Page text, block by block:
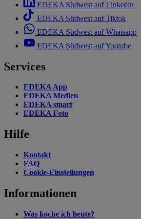
EDEKA Südwest auf Linkedin
EDEKA Südwest auf Tiktok
EDEKA Südwest auf Whatsapp
EDEKA Südwest auf Youtube
Services
EDEKA App
EDEKA Medien
EDEKA smart
EDEKA Foto
Hilfe
Kontakt
FAQ
Cookie-Einstellungen
Informationen
Was koche ich heute?